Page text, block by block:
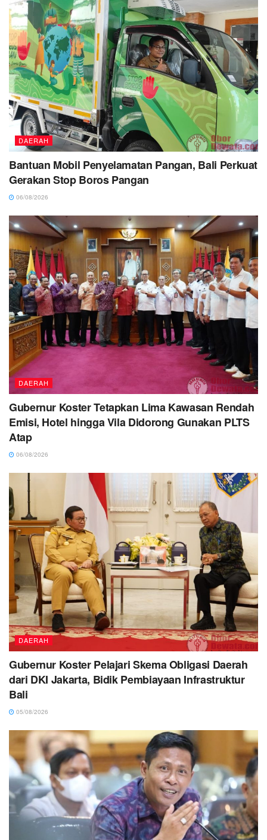
DAERAH
Bantuan Mobil Penyelamatan Pangan, Bali Perkuat
Gerakan Stop Boros Pangan
06/08/2026
DAERAH
Gubernur Koster Tetapkan Lima Kawasan Rendah
Emisi, Hotel hingga Vila Didorong Gunakan PLTS
Atap
06/08/2026
DAERAH
Gubernur Koster Pelajari Skema Obligasi Daerah
dari DKI Jakarta, Bidik Pembiayaan Infrastruktur
Bali
05/08/2026